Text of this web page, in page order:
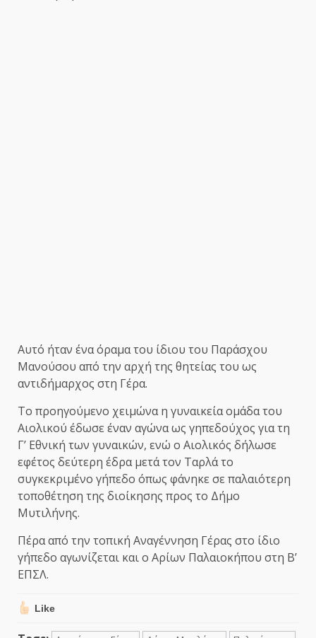
Αυτό ήταν ένα όραμα του ίδιου του Παράσχου
Μανούσου από την αρχή της θητείας του ως
αντιδήμαρχος στη Γέρα.
Το προηγούμενο χειμώνα η γυναικεία ομάδα του
Αιολικού έδωσε έναν αγώνα ως γηπεδούχος για τη
Γ’ Εθνική των γυναικών, ενώ ο Αιολικός δήλωσε
εφέτος δεύτερη έδρα μετά τον Ταρλά το
συγκεκριμένο γήπεδο όπως φάνηκε σε παλαιότερη
τοποθέτηση της διοίκησης προς το Δήμο
Μυτιλήνης.
Πέρα από την τοπική Αναγέννηση Γέρας στο ίδιο
γήπεδο αγωνίζεται και ο Αρίων Παλαιοκήπου στη Β’
ΕΠΣΛ.
Like